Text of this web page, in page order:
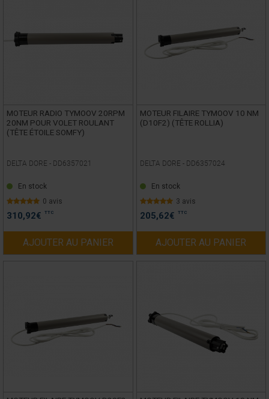
MOTEUR RADIO TYMOOV 20RPM
20NM POUR VOLET ROULANT
(TÊTE ÉTOILE SOMFY)
DELTA DORE - DD6357021
En stock
0 avis
310,92€ TTC
AJOUTER AU PANIER
MOTEUR FILAIRE TYMOOV 10 NM
(D10F2) (TÊTE ROLLIA)
DELTA DORE - DD6357024
En stock
3 avis
205,62€ TTC
AJOUTER AU PANIER